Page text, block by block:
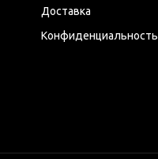
Доставка
Конфиденциальность